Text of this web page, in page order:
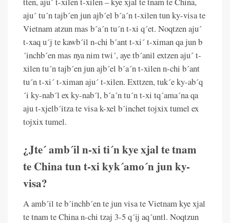
aju´ tu´n tajb´en jun ajb´el b´a´n t-xilen tun ky-visa te
Vietnam atzun mas b´a´n tu´n t-xi q´et. Noqtzen aju´
t-xaq u´j te kawb´il n-chi b´ant t-xi´ t-ximan qa jun b
´inchb´en mas nya nim twi´, aye tb´anil extzen aju´ t-
xilen tu´n tajb´en jun ajb´el b´a´n t-xilen n-chi b´ant
tu´n t-xi´ t-ximan aju´ t-xilen. Exttzen, tuk´e ky-ab´q
´i ky-nab´l ex ky-nab´l, b´a´n tu´n t-xi tq´ama´na qa
aju t-xjelb´itza te visa k-xel b´inchet tojxix tumel ex
tojxix tumel.
¿Jte´ amb´il n-xi ti´n kye xjal te tnam
te China tun t-xi kyk´amo´n jun ky-
visa?
A amb´il te b´inchb´en te jun visa te Vietnam kye xjal
te tnam te China n-chi tzaj 3-5 q´ij aq´untl. Noqtzun